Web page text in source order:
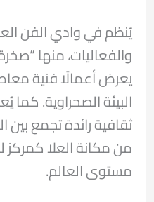
يُنظم في وادي الفن
والفعاليات، منها
يعرض أعمالًا فنية
البيئة الصحراوية.
ثقافية رائدة تجمع بين
من مكانة العلا كمركز
مستوى العالم.